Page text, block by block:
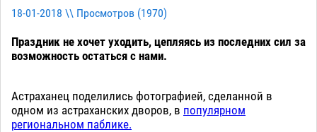
18-01-2018 \\ Просмотров (1970)
Праздник не хочет уходить, цепляясь из последних сил за
возможность остаться с нами.
Астраханец поделились фотографией, сделанной в
одном из астраханских дворов, в популярном
региональном паблике.